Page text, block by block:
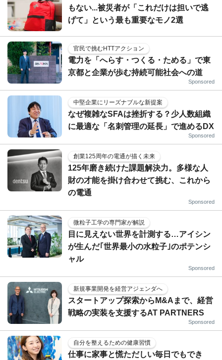
もない...被災者が「これだけは担いで逃
げて」という最も重要なモノ2選
官民で挑むHTTアクション
電力を「へらす・つくる・ためる」で東
京都と企業が歩む持続可能社会への道
Sponsored
中堅企業にリーズナブルな新提案
なぜ複雑なSFAは挫折する？少人数組織
に最適な「名刺管理の延長」で進めるDX
Sponsored
創業125周年の電通が描く未来
125年磨き続けた課題解決力。多様な人
財の才能を掛け合わせて挑む、これから
の電通
Sponsored
微粒子工学の専門家が解説
目に見えない世界を計測する…アイシン
が生んだ｢世界最小の水粒子｣のポテンシ
ャル
Sponsored
新規事業開発を経営アジェンダへ
スタートアップ探索からM&Aまで、経営
戦略の実装を支援するAT PARTNERS
Sponsored
自分を整えるための健康習慣
仕事に家事と慌ただしい毎日でもでき